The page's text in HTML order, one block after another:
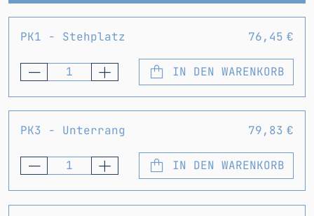
PK1 - Stehplatz 76,45 €
IN DEN WARENKORB
PK3 - Unterrang 79,83 €
IN DEN WARENKORB